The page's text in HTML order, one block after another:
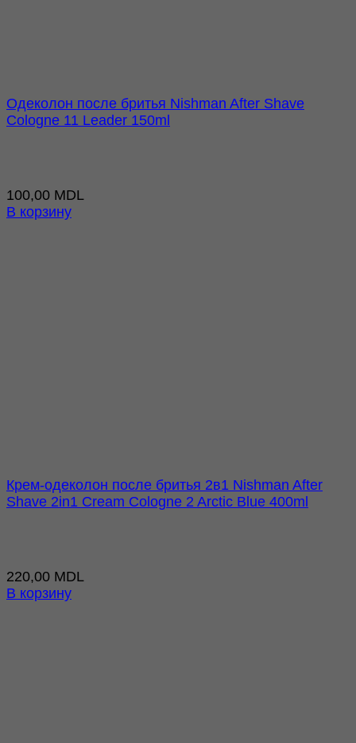
Одеколон после бритья Nishman After Shave
Cologne 11 Leader 150ml
100,00 MDL
В корзину
Крем-одеколон после бритья 2в1 Nishman After
Shave 2in1 Cream Cologne 2 Arctic Blue 400ml
220,00 MDL
В корзину